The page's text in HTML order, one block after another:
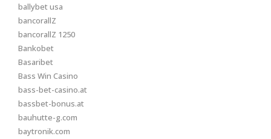
ballybet usa
bancorallZ
bancorallZ 1250
Bankobet
Basaribet
Bass Win Casino
bass-bet-casino.at
bassbet-bonus.at
bauhutte-g.com
baytronik.com